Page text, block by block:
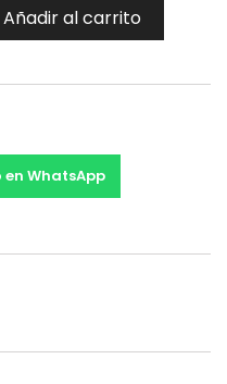
Añadir al carrito
WhatsApp